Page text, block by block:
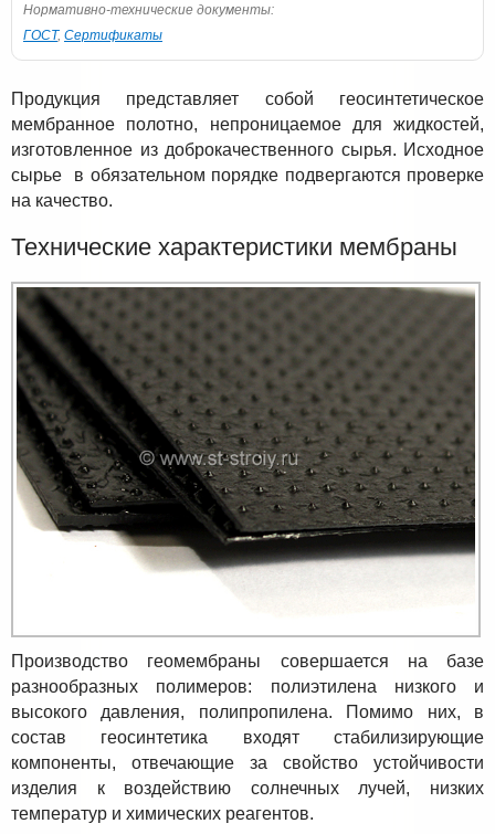
Нормативно-технические документы:
ГОСТ, Сертификаты
Продукция представляет собой геосинтетическое
мембранное полотно, непроницаемое для жидкостей,
изготовленное из доброкачественного сырья. Исходное
сырье в обязательном порядке подвергаются проверке
на качество.
Технические характеристики мембраны
Производство геомембраны совершается на базе
разнообразных полимеров: полиэтилена низкого и
высокого давления, полипропилена. Помимо них, в
состав геосинтетика входят стабилизирующие
компоненты, отвечающие за свойство устойчивости
изделия к воздействию солнечных лучей, низких
температур и химических реагентов.